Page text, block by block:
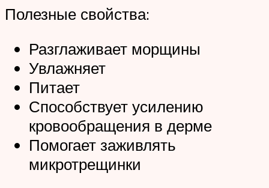
Полезные свойства:
Разглаживает морщины
Увлажняет
Питает
Способствует усилению
кровообращения в дерме
Помогает заживлять
микротрещинки